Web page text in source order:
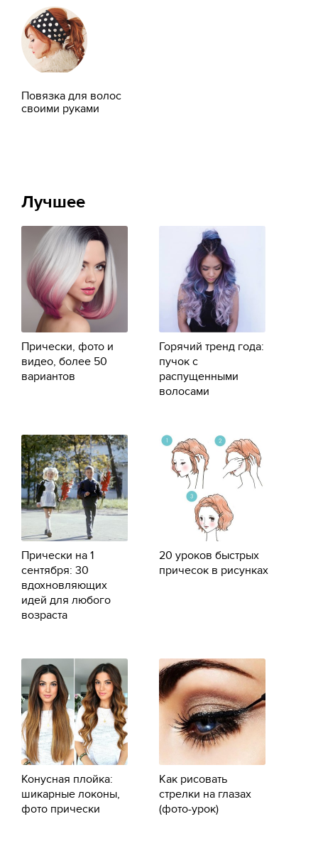
Повязка для волос
своими руками
Лучшее
Прически, фото и
видео, более 50
вариантов
Горячий тренд года:
пучок с
распущенными
волосами
Прически на 1
сентября: 30
вдохновляющих
идей для любого
возраста
20 уроков быстрых
причесок в рисунках
Конусная плойка:
шикарные локоны,
фото прически
Как рисовать
стрелки на глазах
(фото-урок)